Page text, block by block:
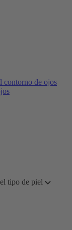
contorno de ojos
tipo de piel